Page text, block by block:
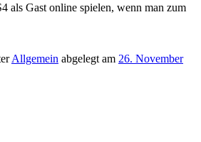
als Gast online spielen, wenn man zum
Allgemein abgelegt am 26. November